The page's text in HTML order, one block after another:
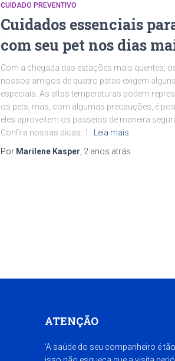
CUIDADO PREVENTIVO
Cuidados essenciais
com seu pet nos dias
Com a chegada das estações mais quentes,
nossos amigos de quatro patas exigem
especiais. As altas temperaturas podem
os pets, mas, com algumas precauções, é
eles aproveitem os passeios de maneira
Confira nossas dicas: 1.
Leia mais
Por Marilene Kasper 2 anos atrás
ATENÇÃO
‘A saúde do seu companheiro é